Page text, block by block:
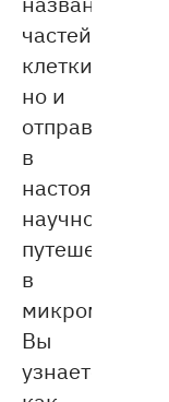
частей
клетки,
но и
отправимся
в
настоящее
научное
путешествие
в
микромир.
Вы
узнаете,